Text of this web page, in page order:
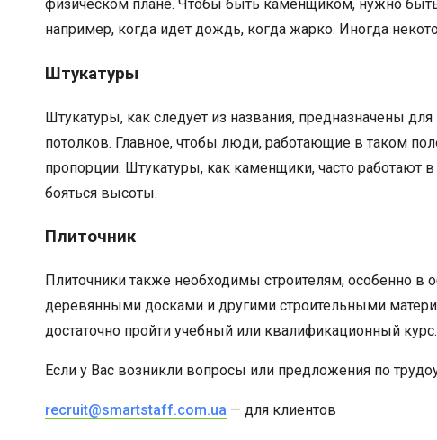
физическом плане. Чтобы быть каменщиком, нужно
например, когда идет дождь, когда жарко. Иногда
Штукатуры
Штукатуры, как следует из названия, предназначены
потолков. Главное, чтобы люди, работающие в таком
пропорции. Штукатуры, как каменщики, часто работают
бояться высоты.
Плиточник
Плиточники также необходимы строителям, особенно в
деревянными досками и другими строительными
достаточно пройти учебный или квалификационный курс.
Если у Вас возникли вопросы или предложения по
recruit@smartstaff.com.ua — для клиентов